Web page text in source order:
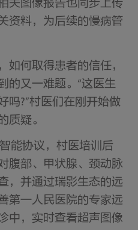
关图像报告也同步上传
资料，为后续的慢病管
如何取得患者的信任，
的又一难题。“这医生
吗?”村医们在刚开始做
质疑。
能协议，村医培训后
腹部、甲状腺、颈动脉
，并通过瑞影生态的远
第一人民医院的专家远
中，实时查看超声图像